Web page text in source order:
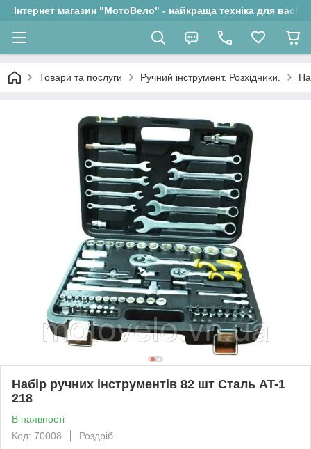
Інтернет магазин "МотоВело" - найкраща техніка для вас!
Товари та послуги Ручний інструмент. Розхідники.
Набір ручних інструментів 82 шт Сталь AT-1
218
В наявності
Код: 70008
Роздріб